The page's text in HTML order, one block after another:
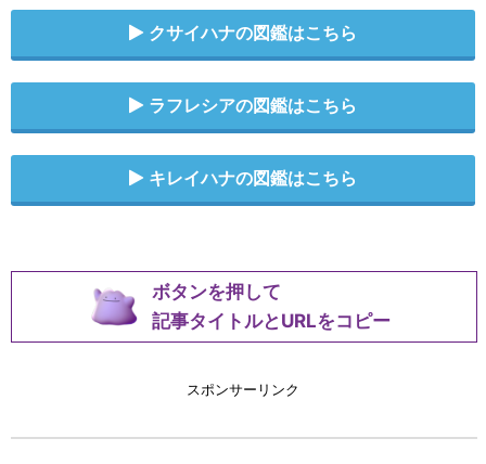
クサイハナの図鑑はこちら
ラフレシアの図鑑はこちら
キレイハナの図鑑はこちら
ボタンを押して
記事タイトルとURLをコピー
スポンサーリンク